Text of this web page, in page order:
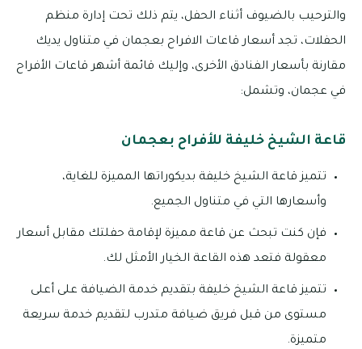
والترحيب بالضيوف أثناء الحفل، يتم ذلك تحت إدارة منظم
الحفلات، تجد أسعار قاعات الافراح بعجمان في متناول يديك
مقارنة بأسعار الفنادق الأخرى، وإليك قائمة أشهر قاعات الأفراح
في عجمان، وتشمل:
قاعة الشيخ خليفة للأفراح بعجمان
تتميز قاعة الشيخ خليفة بديكوراتها المميزة للغاية،
وأسعارها التي في متناول الجميع.
فإن كنت تبحث عن قاعة مميزة لإقامة حفلتك مقابل أسعار
معقولة فتعد هذه القاعة الخيار الأمثل لك.
تتميز قاعة الشيخ خليفة بتقديم خدمة الضيافة على أعلى
مستوى من قبل فريق ضيافة متدرب لتقديم خدمة سريعة
متميزة.